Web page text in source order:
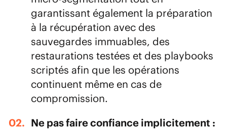
garantissant également la préparation
à la récupération avec des
sauvegardes immuables, des
restaurations testées et des playbooks
scriptés afin que les opérations
continuent même en cas de
compromission.
Ne pas faire confiance implicitement :